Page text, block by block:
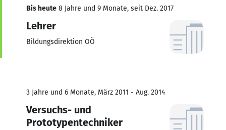
Bis heute 8 Jahre und 9 Monate, seit Dez. 2017
Lehrer
Bildungsdirektion OÖ
3 Jahre und 6 Monate, März 2011 - Aug. 2014
Versuchs- und
Prototypentechniker